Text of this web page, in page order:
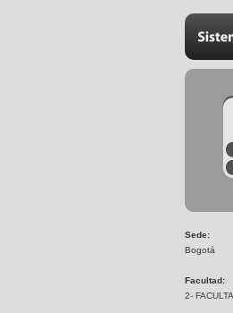
Sede:
Bogotá
Facultad:
2-